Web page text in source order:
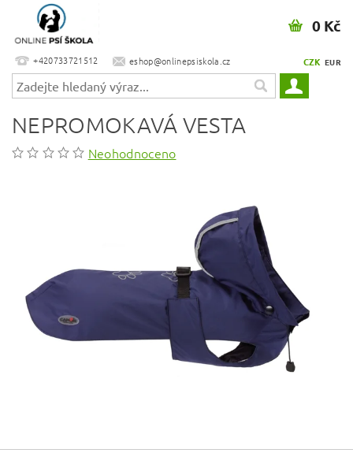
+420733721512 eshop@onlinepsiskola.cz CZK EUR
0 Kč
NEPROMOKAVÁ VESTA
Neohodnoceno